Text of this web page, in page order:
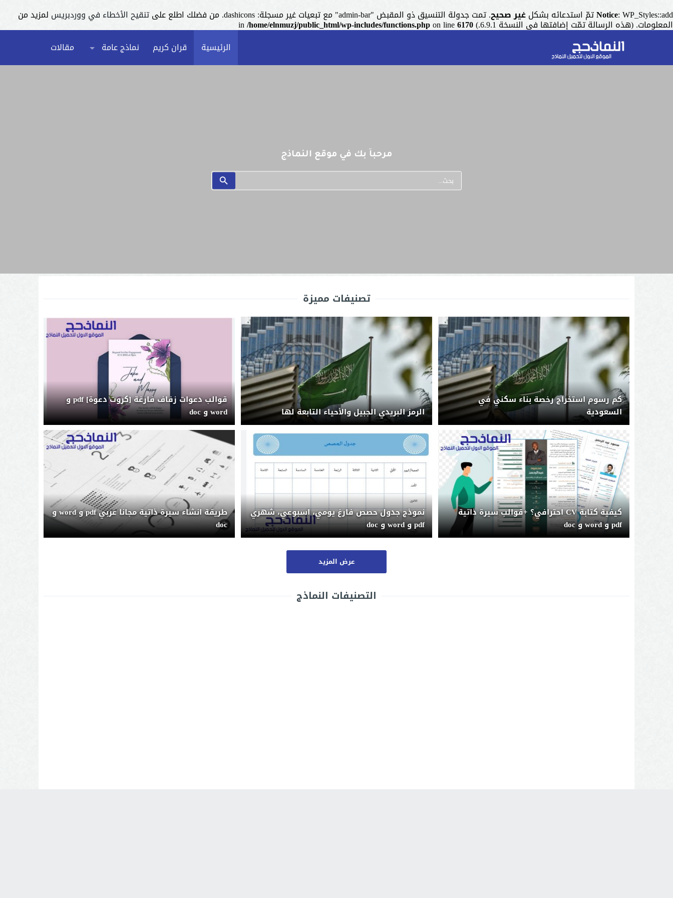
Notice: WP_Styles::add تمّ استدعائه بشكل غير صحيح. تمت جدولة التنسيق ذو المقبض "admin-bar" مع تبعيات غير مسجلة: dashicons. من فضلك اطلع على تنقيح الأخطاء في ووردبريس لمزيد من
المعلومات. (هذه الرسالة تمّت إضافتها في النسخة 6.9.1.) in /home/elnmuzj/public_html/wp-includes/functions.phpon line6170
الرئيسية
قران كريم نماذج عامة مقالات
مرحباً بك في موقع النماذج
تصنيفات مميزة
كم رسوم استخراج رخصة بناء سكني في
السعودية
الرمز البريدي الجبيل والأحياء التابعة لها
قوالب دعوات زفاف فارغة [كروت دعوة] pdf و
word و doc
كيفية كتابة CV احترافي؟ +قوالب سيرة ذاتية
pdf و word و doc
نموذج جدول حصص فارغ يومي، اسبوعي، شهري
pdf و word و doc
طريقة انشاء سيرة ذاتية مجانا عربي pdf و word و
doc
عرض المزيد
التصنيفات النماذج